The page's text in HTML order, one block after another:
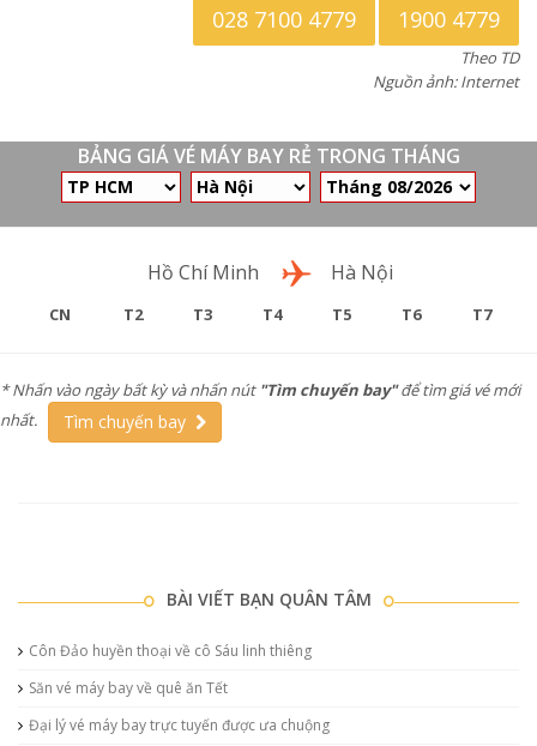
028 7100 4779 1900 4779
Theo TD
Nguồn ảnh: Internet
BẢNG GIÁ VÉ MÁY BAY RẺ TRONG THÁNG
Hồ Chí Minh Hà Nội
CN T2 T3 T4 T5 T6 T7
* Nhấn vào ngày bất kỳ và nhấn nút "Tìm chuyến bay"để tìm giá vé mới
nhất.
Tìm chuyến bay
BÀI VIẾT BẠN QUÂN TÂM
Côn Đảo huyền thoại về cô Sáu linh thiêng
Săn vé máy bay về quê ăn Tết
Đại lý vé máy bay trực tuyến được ưa chuộng